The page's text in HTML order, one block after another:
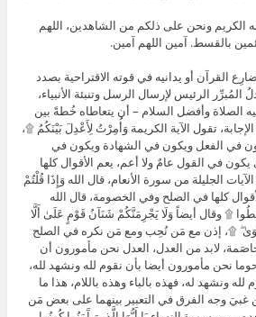
الكريم ونحن على ذلكم من الشاهدين، اللهم
بالقسط. آمين اللهم آمين.
القرآن أو يدانيه في قوته الاقتراحية بصدد
المُبرِّر الرئيس لإرسال الرسل وتنبئة الأنبياء،
الصلاة وأفضل السلام – أن يتعاطاه خُطةً بين
تقول الآية الكريمة وَأُمِرْتُ لِأَعْدِلَ بَيْنَكُمُ ۩،
في الفعل ويكون في الشهادة ويكون في
في القول عامٌ ولا أعم، يعم الأقوال كلها
الجليلة من سورة الأنعام، قال الله وَإِذَا قُلْتُمْ
كلها في الصلح وفي الخصومة، قال الله
۩ وقال أيضاً وَلَا يَجْرِمَنَّكُمْ شَنَآنُ قَوْمٍ عَلَىٰ أَلَّا
۩، إذن مع مَن نُحِب ومع مَن نكره في الصلح
لابد من العدل، العدل نحن مأمورون أن
نحن مأمورون أيضا بأن نقوم لله ونشهد لله،
ونشهد له، فهذه بالباء وهذه باللام، هذا ما
غبيَ وجه الفرق في التعبير بينهما على بعض مَن